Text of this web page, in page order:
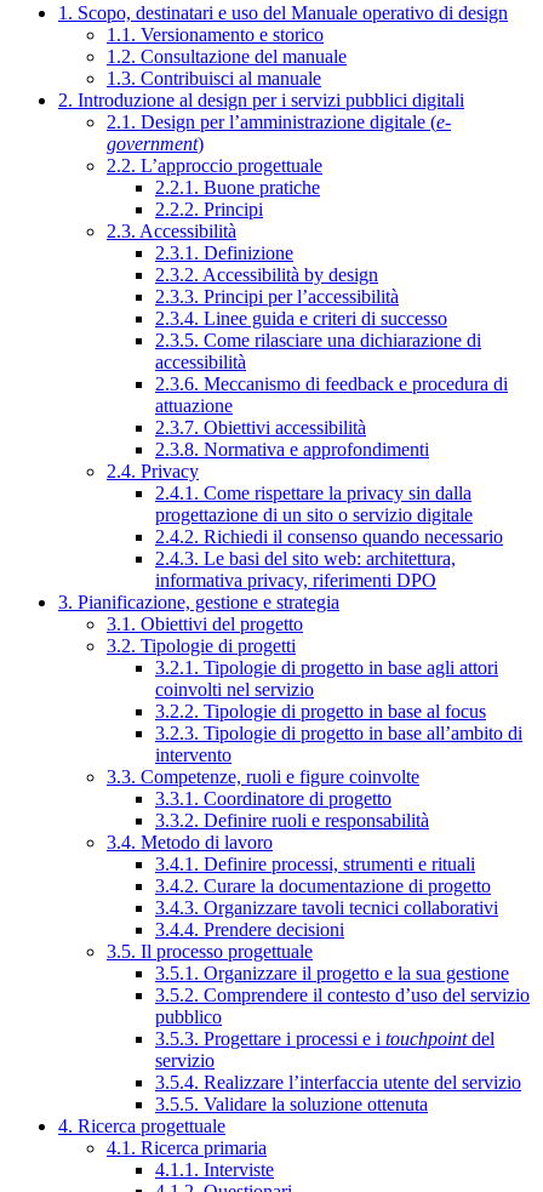
1. Scopo, destinatari e uso del Manuale operativo di design
1.1. Versionamento e storico
1.2. Consultazione del manuale
1.3. Contribuisci al manuale
2. Introduzione al design per i servizi pubblici digitali
2.1. Design per l’amministrazione digitale (e-
government)
2.2. L’approccio progettuale
2.2.1. Buone pratiche
2.2.2. Principi
2.3. Accessibilità
2.3.1. Definizione
2.3.2. Accessibilità by design
2.3.3. Principi per l’accessibilità
2.3.4. Linee guida e criteri di successo
2.3.5. Come rilasciare una dichiarazione di
accessibilità
2.3.6. Meccanismo di feedback e procedura di
attuazione
2.3.7. Obiettivi accessibilità
2.3.8. Normativa e approfondimenti
2.4. Privacy
2.4.1. Come rispettare la privacy sin dalla
progettazione di un sito o servizio digitale
2.4.2. Richiedi il consenso quando necessario
2.4.3. Le basi del sito web: architettura,
informativa privacy, riferimenti DPO
3. Pianificazione, gestione e strategia
3.1. Obiettivi del progetto
3.2. Tipologie di progetti
3.2.1. Tipologie di progetto in base agli attori
coinvolti nel servizio
3.2.2. Tipologie di progetto in base al focus
3.2.3. Tipologie di progetto in base all’ambito di
intervento
3.3. Competenze, ruoli e figure coinvolte
3.3.1. Coordinatore di progetto
3.3.2. Definire ruoli e responsabilità
3.4. Metodo di lavoro
3.4.1. Definire processi, strumenti e rituali
3.4.2. Curare la documentazione di progetto
3.4.3. Organizzare tavoli tecnici collaborativi
3.4.4. Prendere decisioni
3.5. Il processo progettuale
3.5.1. Organizzare il progetto e la sua gestione
3.5.2. Comprendere il contesto d’uso del servizio
pubblico
3.5.3. Progettare i processi e i touchpointdel
servizio
3.5.4. Realizzare l’interfaccia utente del servizio
3.5.5. Validare la soluzione ottenuta
4. Ricerca progettuale
4.1. Ricerca primaria
4.1.1. Interviste